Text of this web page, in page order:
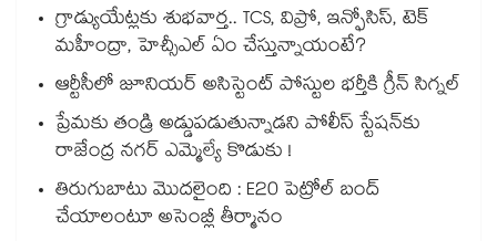
గ్రాడ్యుయేట్లకు శుభవార్త.. TCS, విప్రో, ఇన్ఫోసిస్, టెక్
మహీంద్రా, హెచ్సీఎల్ ఏం చేస్తున్నాయంటే?
ఆర్టీసీలో జూనియర్ అసిస్టెంట్‌‌ పోస్టుల భర్తీకి గ్రీన్‌‌ సిగ్నల్
ప్రేమకు తండ్రి అడ్డుపడుతున్నాడని పోలీస్ స్టేషన్⁪కు
రాజేంద్ర నగర్ ఎమ్మెల్యే కొడుకు !
తిరుగుబాటు మొదలైంది : E20 పెట్రోల్ బంద్
చేయాలంటూ అసెంబ్లీ తీర్మానం